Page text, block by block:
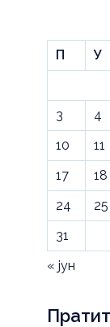
П
У
3
4
10
11
17
18
24
25
31
« јун